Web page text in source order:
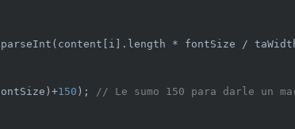
parseInt (content[i].length * fontSize /
150 );
// Le sumo 150 para darle un